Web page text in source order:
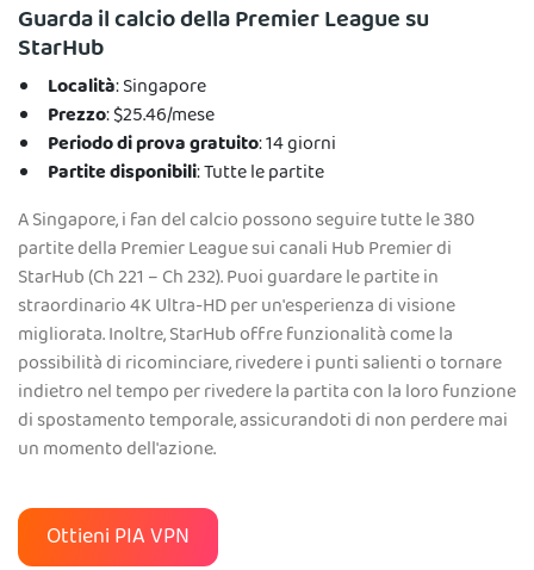
Guarda il calcio della Premier League su
StarHub
Località: Singapore
Prezzo: $25.46/mese
Periodo di prova gratuito: 14 giorni
Partite disponibili: Tutte le partite
A Singapore, i fan del calcio possono seguire tutte le 380
partite della Premier League sui canali Hub Premier di
StarHub (Ch 221 – Ch 232). Puoi guardare le partite in
straordinario 4K Ultra-HD per un'esperienza di visione
migliorata. Inoltre, StarHub offre funzionalità come la
possibilità di ricominciare, rivedere i punti salienti o tornare
indietro nel tempo per rivedere la partita con la loro funzione
di spostamento temporale, assicurandoti di non perdere mai
un momento dell'azione.
Ottieni PIA VPN